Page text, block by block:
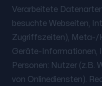
Verarbeitete
besuchte Webseiten,
Zugriffszeiten), Meta-/
Geräte-Informationen,
Personen: Nutzer (z.B.
von Onlinediensten).